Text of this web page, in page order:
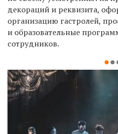
декораций и реквизита,
организацию гастролей,
и образовательные
сотрудников.